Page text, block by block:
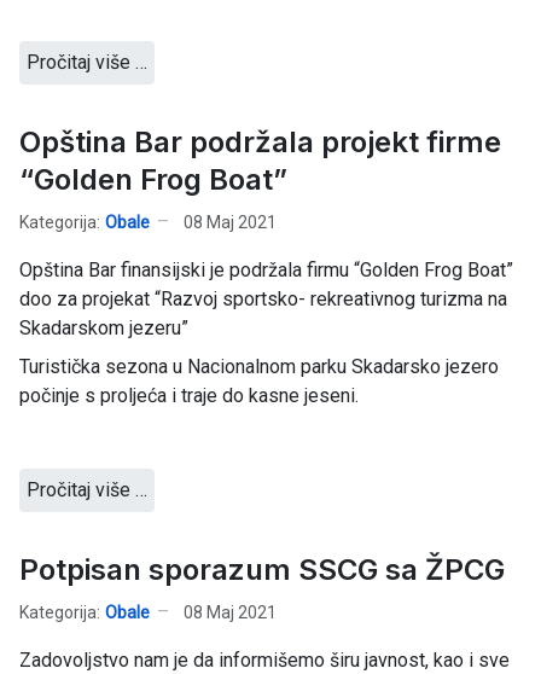
Pročitaj više …
Opština Bar podržala projekt firme
“Golden Frog Boat”
Kategorija: Obale 08 Maj 2021
Opština Bar finansijski je podržala firmu “Golden Frog Boat”
doo za projekat “Razvoj sportsko- rekreativnog turizma na
Skadarskom jezeru”
Turistička sezona u Nacionalnom parku Skadarsko jezero
počinje s proljeća i traje do kasne jeseni.
Pročitaj više …
Potpisan sporazum SSCG sa ŽPCG
Kategorija: Obale 08 Maj 2021
Zadovoljstvo nam je da informišemo širu javnost, kao i sve